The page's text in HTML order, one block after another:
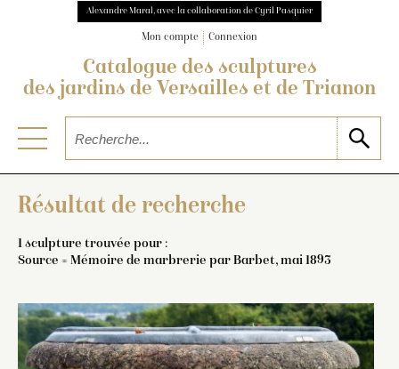
Alexandre Maral, avec la collaboration de Cyril Pasquier
Mon compte Connexion
Catalogue des sculptures
des jardins de Versailles et de Trianon
Résultat de recherche
1 sculpture trouvée pour :
Source = Mémoire de marbrerie par Barbet, mai 1893